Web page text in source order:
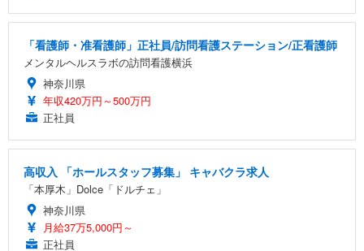
能 人間工学 椅子 腰サポート 90度跳ね上げ式アーム
ョン PCチェア 通気性メッシュ ゲーミング/勉強/事
務用 おしゃれ パソコンチェア (ブラック)
￥7,680
ワーク チェア 強化バックレスト 30度ロッキング機
能 人間工学 椅子 腰サポート 90度跳ね上げ式アーム
ョン PCチェア 通気性メッシュ ゲーミング/勉強/事
ANDWINT オフィスチェア デスクチェア 肘なし メ
ッシュ 通気性 ランバーサポート付き 腰サポート ガ
ト 幅52×奥行58.5×高さ84～96cm テレワーク 在宅
勤務 ブラック
￥4,139
フック付き（CFI-ZDM1J）
ー フルHD（1920×1080）VA 非光沢 HDMI/DisplayP
ort/VGA スピーカー内蔵 高さ調整 スイベル VESA対
【MiniLED/24.5inch/280Hz/FHD】GRAPHT THE S
HOOTER Gaming Monitor 24” Essential ゲーミン
像低減 (3年保証 | 輝点保証 | 日本メーカー)
￥34,980
り 単品
限定】 Smart Basic アイリスオーヤマ ペットシーツ
超厚型 お徳用 ワイド 100枚入 (x 1) (ケース販売)
アイリスオーヤマ ペットシーツ 超厚型 お徳用 レギ
ュラー 200枚入【Amazon.co.jp限定】
￥3,731
「看護師・准看護師」正社員/訪問看護ステーション/正看護師
メンタルヘルスラボの訪問看護横浜
神奈川県
年収420万円～500万円
正社員
高収入 「ホールスタッフ募集」 キャバクラ求人
「本厚木」Dolce「ドルチェ」
神奈川県
月給37万5,000円～
正社員